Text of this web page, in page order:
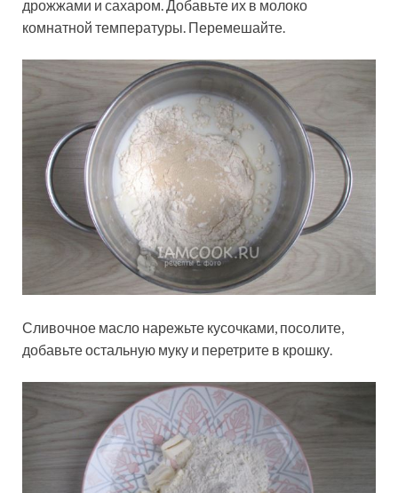
дрожжами и сахаром. Добавьте их в молоко
комнатной температуры. Перемешайте.
Сливочное масло нарежьте кусочками, посолите,
добавьте остальную муку и перетрите в крошку.